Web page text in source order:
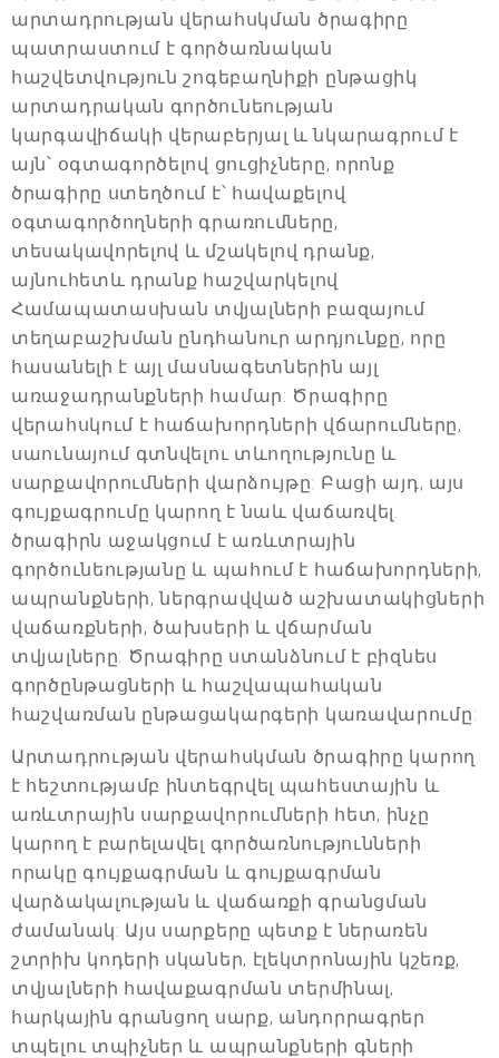
արտադրության վերահսկման ծրագիրը
պատրաստում է գործառնական
հաշվետվություն շոգեբաղնիքի ընթացիկ
արտադրական գործունեության
կարգավիճակի վերաբերյալ և նկարագրում է
այն՝ օգտագործելով ցուցիչները, որոնք
ծրագիրը ստեղծում է՝ հավաքելով
օգտագործողների գրառումները,
տեսակավորելով և մշակելով դրանք,
այնուհետև դրանք հաշվարկելով
Համապատասխան տվյալների բազայում
տեղաբաշխման ընդհանուր արդյունքը, որը
հասանելի է այլ մասնագետներին այլ
առաջադրանքների համար: Ծրագիրը
վերահսկում է հաճախորդների վճարումները,
սաունայում գտնվելու տևողությունը և
սարքավորումների վարձույթը: Բացի այդ, այս
գույքագրումը կարող է նաև վաճառվել.
ծրագիրն աջակցում է առևտրային
գործունեությանը և պահում է հաճախորդների,
ապրանքների, ներգրավված աշխատակիցների
վաճառքների, ծախսերի և վճարման
տվյալները: Ծրագիրը ստանձնում է բիզնես
գործընթացների և հաշվապահական
հաշվառման ընթացակարգերի կառավարումը:
Արտադրության վերահսկման ծրագիրը կարող
է հեշտությամբ ինտեգրվել պահեստային և
առևտրային սարքավորումների հետ, ինչը
կարող է բարելավել գործառնությունների
որակը գույքագրման և գույքագրման
վարձակալության և վաճառքի գրանցման
ժամանակ: Այս սարքերը պետք է ներառեն
շտրիխ կոդերի սկաներ, էլեկտրոնային կշեռք,
տվյալների հավաքագրման տերմինալ,
հարկային գրանցող սարք, անդորրագրեր
տպելու տպիչներ և ապրանքների գների